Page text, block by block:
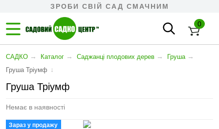
ЗРОБИ СВІЙ САД СМАЧНИМ
0
САДКО → Каталог → Cаджанці плодових дерев → Груша →
Груша Тріумф ↓
Груша Тріумф
Немає в наявності
Зараз у продажу